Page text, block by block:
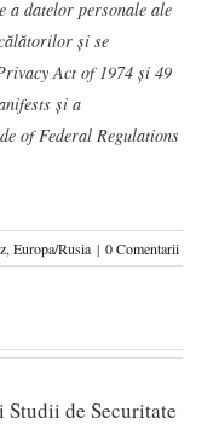
a datelor personale ale
şi se
Act of 1974 şi 49
şi a
of Federal Regulations
, Europa/Rusia | 0 Comentarii
de Securitate